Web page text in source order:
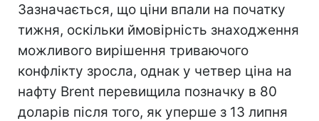
Зазначається, що ціни впали на початку
тижня, оскільки ймовірність знаходження
можливого вирішення триваючого
конфлікту зросла, однак у четвер ціна на
нафту Brent перевищила позначку в 80
доларів після того, як уперше з 13 липня